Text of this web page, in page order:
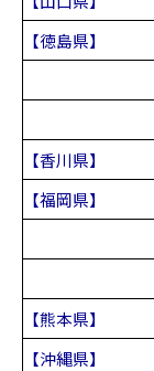
【徳島県】
【香川県】
【福岡県】
【熊本県】
【沖縄県】